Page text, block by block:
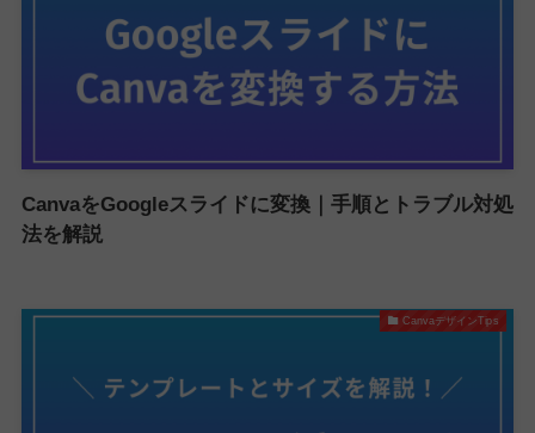
CanvaをGoogleスライドに変換｜手順とトラブル対処
法を解説
CanvaデザインTips